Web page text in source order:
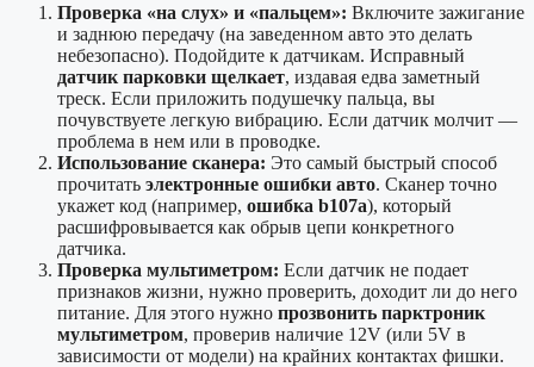
Проверка «на слух» и «пальцем»: Включите зажигание
и заднюю передачу (на заведенном авто это делать
небезопасно). Подойдите к датчикам. Исправный
датчик парковки щелкает, издавая едва заметный
треск. Если приложить подушечку пальца, вы
почувствуете легкую вибрацию. Если датчик молчит —
проблема в нем или в проводке.
Использование сканера: Это самый быстрый способ
прочитать электронные ошибки авто. Сканер точно
укажет код (например, ошибка b107a), который
расшифровывается как обрыв цепи конкретного
датчика.
Проверка мультиметром: Если датчик не подает
признаков жизни, нужно проверить, доходит ли до него
питание. Для этого нужно прозвонить парктроник
мультиметром, проверив наличие 12V (или 5V в
зависимости от модели) на крайних контактах фишки.